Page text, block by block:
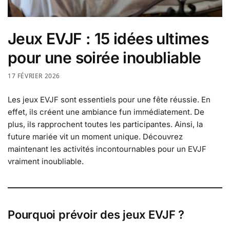
Jeux EVJF : 15 idées ultimes
pour une soirée inoubliable
17 FÉVRIER 2026
Les jeux EVJF sont essentiels pour une fête réussie. En
effet, ils créent une ambiance fun immédiatement. De
plus, ils rapprochent toutes les participantes. Ainsi, la
future mariée vit un moment unique. Découvrez
maintenant les activités incontournables pour un EVJF
vraiment inoubliable.
Pourquoi prévoir des jeux EVJF ?